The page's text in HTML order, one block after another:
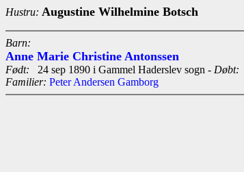
Hustru: Augustine Wilhelmine Botsch
Barn:
Anne Marie Christine Antonssen
Født: 24 sep 1890 i Gammel Haderslev sogn - Døbt:
Familier: Peter Andersen Gamborg